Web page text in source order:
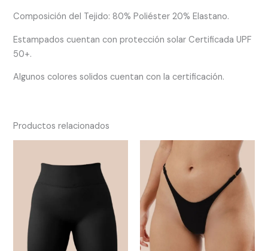
Composición del Tejido: 80% Poliéster 20% Elastano.
Estampados cuentan con protección solar Certificada UPF
50+.
Algunos colores solidos cuentan con la certificación.
Productos relacionados